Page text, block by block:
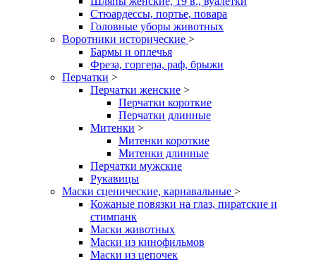
Стюардессы, портье, повара
Головные уборы животных
Воротники исторические >
Бармы и оплечья
Фреза, горгера, раф, брыжи
Перчатки >
Перчатки женские >
Перчатки короткие
Перчатки длинные
Митенки >
Митенки короткие
Митенки длинные
Перчатки мужские
Рукавицы
Маски сценические, карнавальные >
Кожаные повязки на глаз, пиратские и
стимпанк
Маски животных
Маски из кинофильмов
Маски из цепочек